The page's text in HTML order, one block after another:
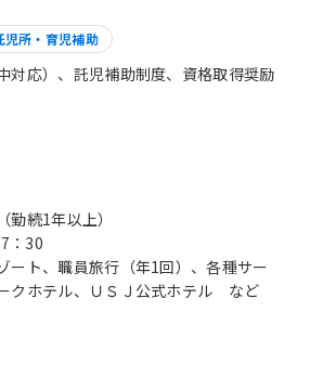
児所・育児補助
対応）、託児補助制度、資格取得奨励
続1年以上）
：30
ト、職員旅行（年1回）、各種サー
クホテル、ＵＳＪ公式ホテル など